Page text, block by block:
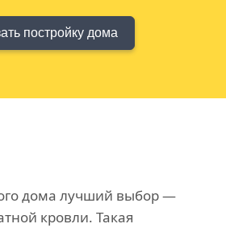
постройку дома
дома лучший выбор —
кровли. Такая